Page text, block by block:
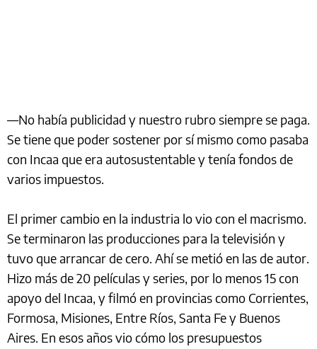
—No había publicidad y nuestro rubro siempre se paga.
Se tiene que poder sostener por sí mismo como pasaba
con Incaa que era autosustentable y tenía fondos de
varios impuestos.
El primer cambio en la industria lo vio con el macrismo.
Se terminaron las producciones para la televisión y
tuvo que arrancar de cero. Ahí se metió en las de autor.
Hizo más de 20 películas y series, por lo menos 15 con
apoyo del Incaa, y filmó en provincias como Corrientes,
Formosa, Misiones, Entre Ríos, Santa Fe y Buenos
Aires. En esos años vio cómo los presupuestos